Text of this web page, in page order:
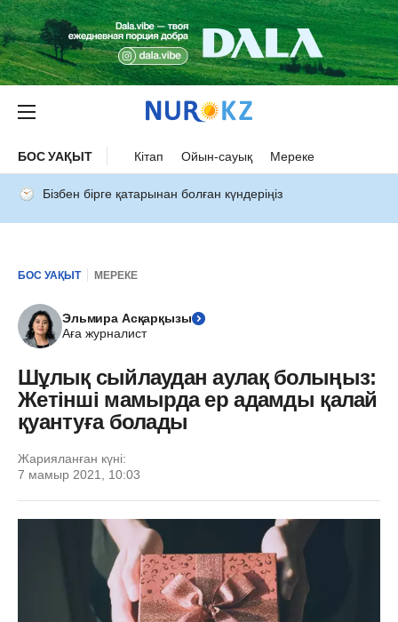
БОС УАҚЫТ Кітап Ойын-сауық Мереке
Бізбен бірге қатарынан болған күндеріңіз
БОС УАҚЫТ МЕРЕКЕ
Эльмира Асқарқызы
Аға журналист
Шұлық сыйлаудан аулақ болыңыз:
Жетінші мамырда ер адамды қалай
қуантуға болады
Жарияланған күні:
7 мамыр 2021, 10:03